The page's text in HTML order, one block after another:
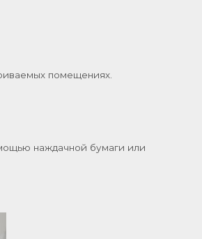
помещениях.
наждачной бумаги или